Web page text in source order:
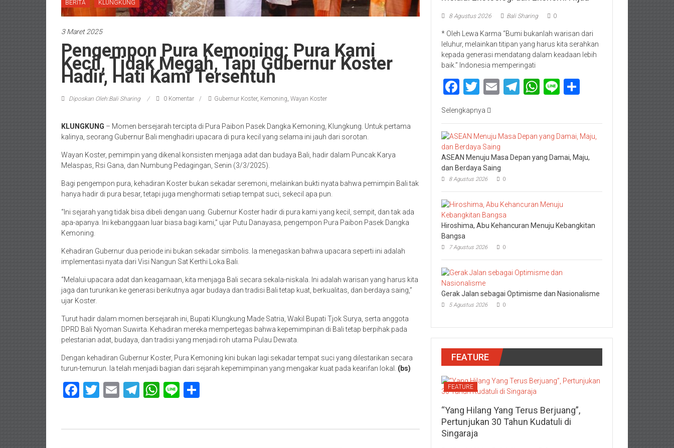
BERITA KLUNGKUNG
3 Maret 2025
Pengempon Pura Kemoning: Pura Kami
Kecil, Tidak Megah, Tapi Gubernur Koster
Hadir, Hati Kami Tersentuh
Diposkan Oleh:Bali Sharing 0 Komentar Gubernur Koster, Kemoning, Wayan Koster
KLUNGKUNG – Momen bersejarah tercipta di Pura Paibon Pasek Dangka Kemoning, Klungkung. Untuk pertama
kalinya, seorang Gubernur Bali menghadiri upacara di pura kecil yang selama ini jauh dari sorotan.
Wayan Koster, pemimpin yang dikenal konsisten menjaga adat dan budaya Bali, hadir dalam Puncak Karya
Melaspas, Rsi Gana, dan Numbung Pedagingan, Senin (3/3/2025).
Bagi pengempon pura, kehadiran Koster bukan sekadar seremoni, melainkan bukti nyata bahwa pemimpin Bali tak
hanya hadir di pura besar, tetapi juga menghormati setiap tempat suci, sekecil apa pun.
“Ini sejarah yang tidak bisa dibeli dengan uang. Gubernur Koster hadir di pura kami yang kecil, sempit, dan tak ada
apa-apanya. Ini kebanggaan luar biasa bagi kami,” ujar Putu Danayasa, pengempon Pura Paibon Pasek Dangka
Kemoning.
Kehadiran Gubernur dua periode ini bukan sekadar simbolis. Ia menegaskan bahwa upacara seperti ini adalah
implementasi nyata dari Visi Nangun Sat Kerthi Loka Bali.
“Melalui upacara adat dan keagamaan, kita menjaga Bali secara sekala-niskala. Ini adalah warisan yang harus kita
jaga dan turunkan ke generasi berikutnya agar budaya dan tradisi Bali tetap kuat, berkualitas, dan berdaya saing,”
ujar Koster.
Turut hadir dalam momen bersejarah ini, Bupati Klungkung Made Satria, Wakil Bupati Tjok Surya, serta anggota
DPRD Bali Nyoman Suwirta. Kehadiran mereka mempertegas bahwa kepemimpinan di Bali tetap berpihak pada
pelestarian adat, budaya, dan tradisi yang menjadi roh utama Pulau Dewata.
Dengan kehadiran Gubernur Koster, Pura Kemoning kini bukan lagi sekadar tempat suci yang dilestarikan secara
turun-temurun. Ia telah menjadi bagian dari sejarah kepemimpinan yang mengakar kuat pada kearifan lokal. (bs)
Facebook
Twitter
EmailTelegram
WhatsApp
Line
8 Agustus 2026 Bali Sharing 0
* Oleh Lewa Karma “Bumi bukanlah warisan dari
leluhur, melainkan titipan yang harus kita serahkan
kepada generasi mendatang dalam keadaan lebih
baik.” Indonesia memperingati
Facebook
Twitter
EmailTelegram
WhatsApp
Line
Selengkapnya
ASEAN Menuju Masa Depan yang Damai, Maju,
dan Berdaya Saing
8 Agustus 2026 0
Hiroshima, Abu Kehancuran Menuju Kebangkitan
Bangsa
7 Agustus 2026 0
Gerak Jalan sebagai Optimisme dan Nasionalisme
5 Agustus 2026 0
FEATURE
FEATURE
“Yang Hilang Yang Terus Berjuang”,
Pertunjukan 30 Tahun Kudatuli di
Singaraja